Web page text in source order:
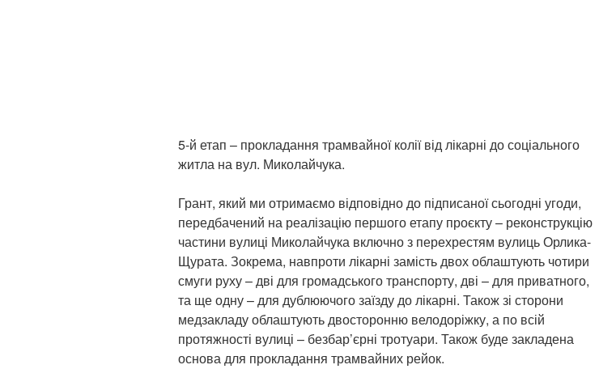
5-й етап – прокладання трамвайної колії від лікарні до соціального
житла на вул. Миколайчука.
Грант, який ми отримаємо відповідно до підписаної сьогодні угоди,
передбачений на реалізацію першого етапу проєкту – реконструкцію
частини вулиці Миколайчука включно з перехрестям вулиць Орлика-
Щурата. Зокрема, навпроти лікарні замість двох облаштують чотири
смуги руху – дві для громадського транспорту, дві – для приватного,
та ще одну – для дублюючого заїзду до лікарні. Також зі сторони
медзакладу облаштують двосторонню велодоріжку, а по всій
протяжності вулиці – безбар’єрні тротуари. Також буде закладена
основа для прокладання трамвайних рейок.